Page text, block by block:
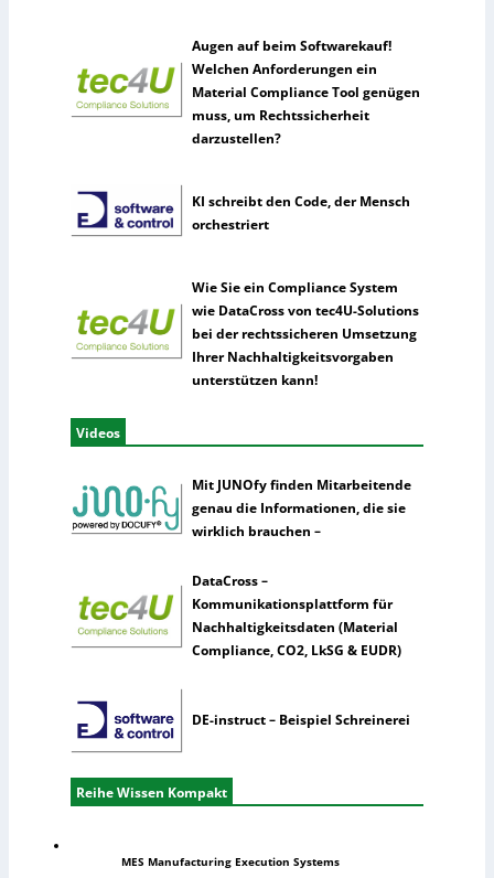
Augen auf beim Softwarekauf!
Welchen Anforderungen ein
Material Compliance Tool genügen
muss, um Rechtssicherheit
darzustellen?
KI schreibt den Code, der Mensch
orchestriert
Wie Sie ein Compliance System
wie DataCross von tec4U-Solutions
bei der rechtssicheren Umsetzung
Ihrer Nachhaltigkeitsvorgaben
unterstützen kann!
Videos
Mit JUNOfy finden Mitarbeitende
genau die Informationen, die sie
wirklich brauchen –
DataCross –
Kommunikationsplattform für
Nachhaltigkeitsdaten (Material
Compliance, CO2, LkSG & EUDR)
DE-instruct – Beispiel Schreinerei
Reihe Wissen Kompakt
MES Manufacturing Execution Systems